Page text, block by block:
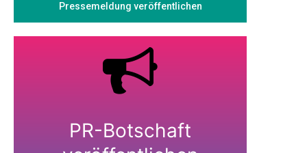
Pressemeldung veröffentlichen
PR-Botschaft